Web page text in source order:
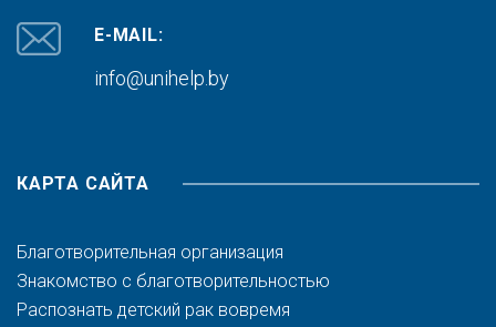
E-MAIL:
info@unihelp.by
КАРТА САЙТА
Благотворительная организация
Знакомство с благотворительностью
Распознать детский рак вовремя